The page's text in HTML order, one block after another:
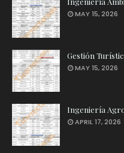
MAY 15, 2026
Gestión
MAY 15, 2026
Ingeniería
APRIL 17, 2026